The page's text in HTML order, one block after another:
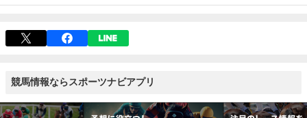
競馬情報ならスポーツナビアプリ